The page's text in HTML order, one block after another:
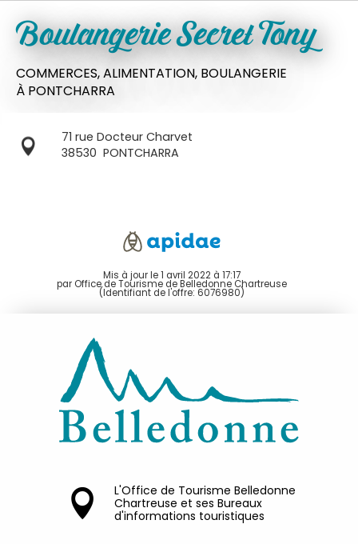
Boulangerie Secret Tony
COMMERCES,ALIMENTATION, BOULANGERIE
À PONTCHARRA
71 rue Docteur Charvet
38530 PONTCHARRA
Mis à jour le 1 avril 2022 à 17:17
par Office de Tourisme de Belledonne Chartreuse
(Identifiant de l'offre: 6076980)
L'Office de Tourisme Belledonne
Chartreuse et ses Bureaux
d'informations touristiques